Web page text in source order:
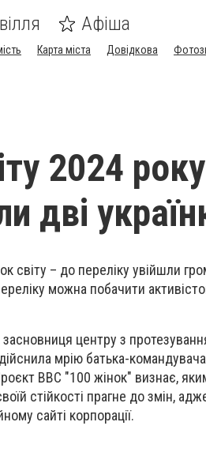
Афіша
Карта міста Довідкова
2024
дві
світу – до переліку увійшли
можна побачити
засновниця центру з
мрію батька-
BBC "100 жінок" визнає,
стійкості прагне до змін,
сайті корпорації.